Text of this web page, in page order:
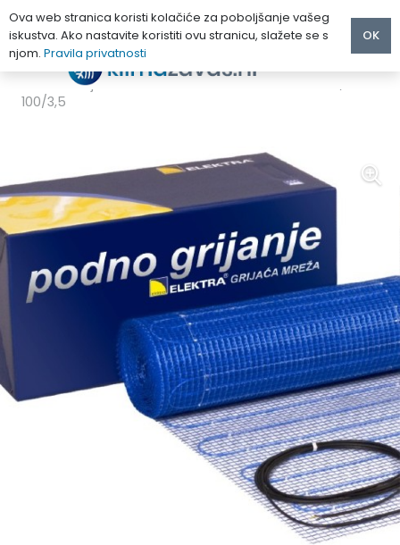
ELEKTRA Grijaće mreže MD i termostat ELR 20 100W/m2
100/3,5
Ova web stranica koristi kolačiće za poboljšanje vašeg
iskustva. Ako nastavite koristiti ovu stranicu, slažete se s
njom. Pravila privatnosti
OK